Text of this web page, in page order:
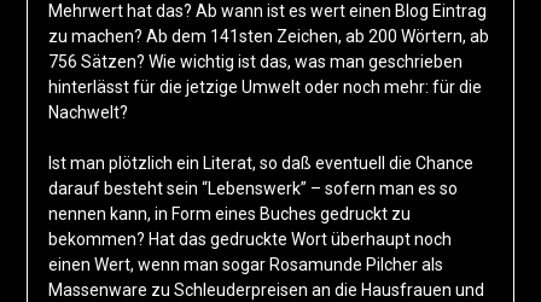
Mehrwert hat das? Ab wann ist es wert einen Blog Eintrag
zu machen? Ab dem 141sten Zeichen, ab 200 Wörtern, ab
756 Sätzen? Wie wichtig ist das, was man geschrieben
hinterlässt für die jetzige Umwelt oder noch mehr: für die
Nachwelt?
Ist man plötzlich ein Literat, so daß eventuell die Chance
darauf besteht sein “Lebenswerk” – sofern man es so
nennen kann, in Form eines Buches gedruckt zu
bekommen? Hat das gedruckte Wort überhaupt noch
einen Wert, wenn man sogar Rosamunde Pilcher als
Massenware zu Schleuderpreisen an die Hausfrauen und